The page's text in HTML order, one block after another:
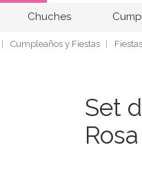
Chuches
Cumpleaños y Fiestas
Set